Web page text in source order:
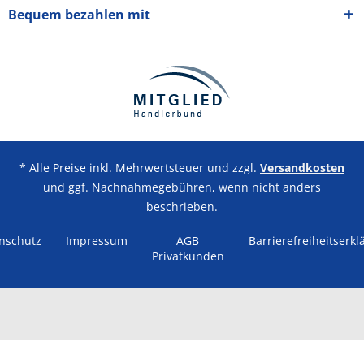
Bequem bezahlen mit
* Alle Preise inkl. Mehrwertsteuer und zzgl. Versandkosten
und ggf. Nachnahmegebühren, wenn nicht anders
beschrieben.
Impressum
AGB
Privatkunden